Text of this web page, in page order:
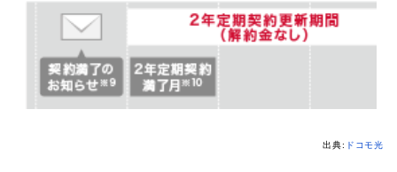
出典: ドコモ光